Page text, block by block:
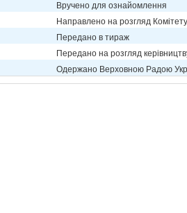
Вручено для ознайомлення
Направлено на розгляд Комітету
Передано в тираж
Передано на розгляд
Одержано Верховною Радою